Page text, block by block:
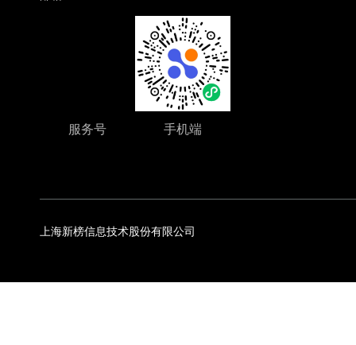
服务号 手机端
上海新榜信息技术股份有限公司